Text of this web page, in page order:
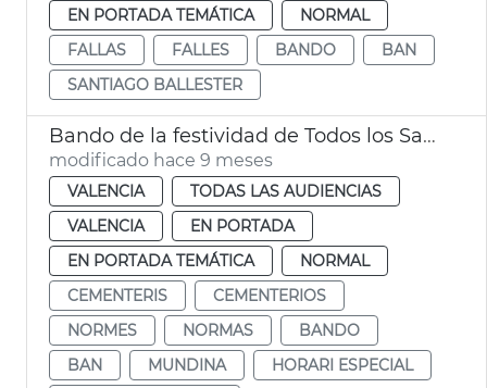
EN PORTADA TEMÁTICA
NORMAL
FALLAS
FALLES BANDO
BAN
SANTIAGO BALLESTER
Bando de la festividad de Todos los Santos
modificado hace 9 meses
VALENCIA
TODAS LAS AUDIENCIAS
VALENCIA
EN PORTADA
EN PORTADA TEMÁTICA
NORMAL
CEMENTERIS
CEMENTERIOS
NORMES
NORMAS
BANDO
BAN
MUNDINA
HORARI ESPECIAL